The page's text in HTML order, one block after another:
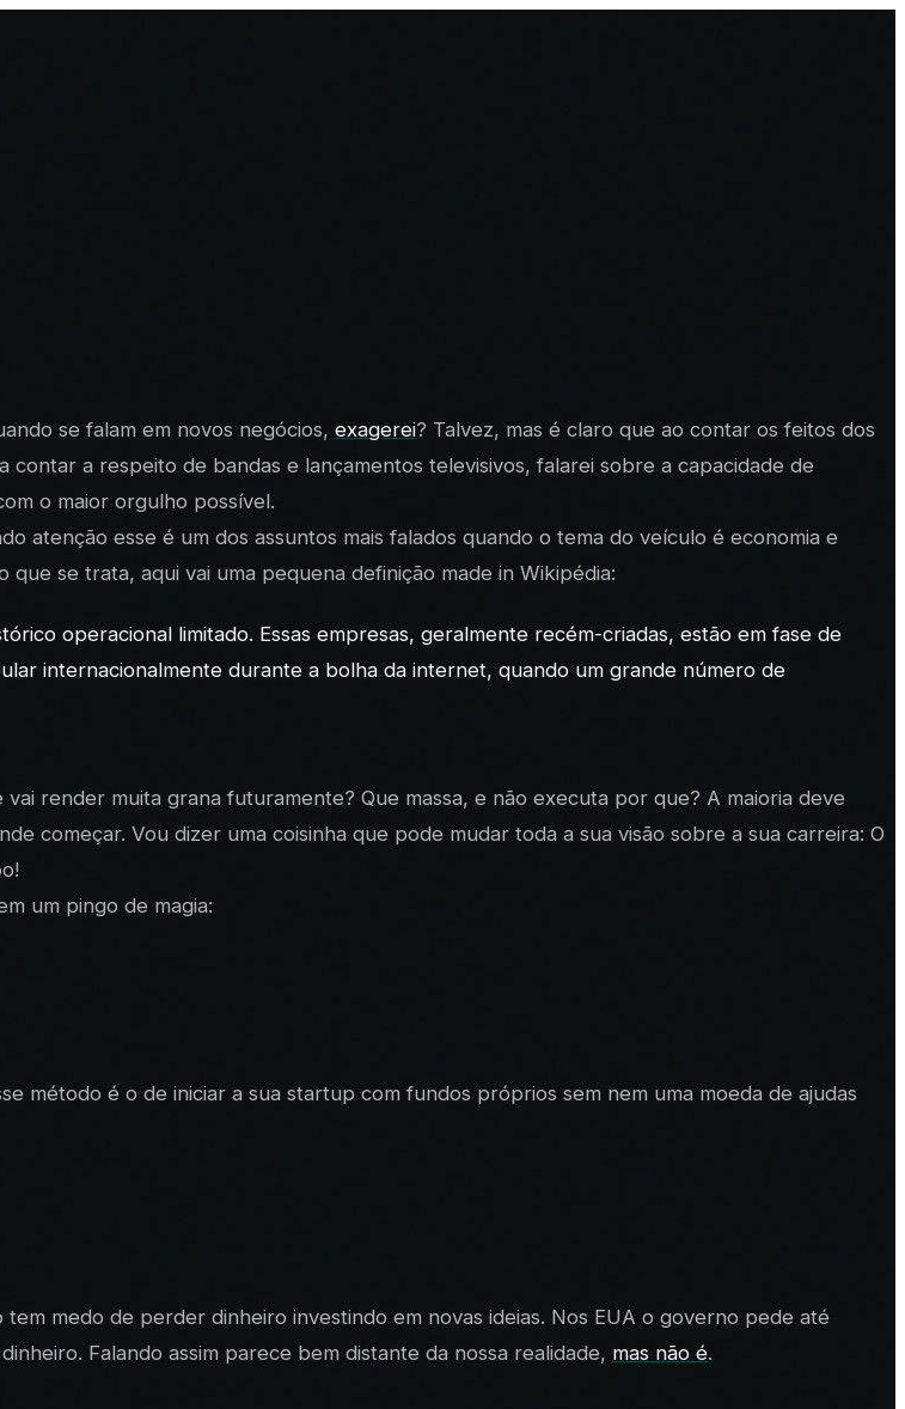
se falam em novos negócios, exagerei? Talvez, mas é claro que ao contar os feitos dos
a respeito de bandas e lançamentos televisivos, falarei sobre a capacidade de
o maior orgulho possível.
atenção esse é um dos assuntos mais falados quando o tema do veículo é economia e
se trata, aqui vai uma pequena definição made in Wikipédia:
operacional limitado. Essas empresas, geralmente recém-criadas, estão em fase de
internacionalmente durante a bolha da internet, quando um grande número de
render muita grana futuramente? Que massa, e não executa por que? A maioria deve
começar. Vou dizer uma coisinha que pode mudar toda a sua visão sobre a sua carreira: O
um pingo de magia:
método é o de iniciar a sua startup com fundos próprios sem nem uma moeda de ajudas
medo de perder dinheiro investindo em novas ideias. Nos EUA o governo pede até
Falando assim parece bem distante da nossa realidade, mas não é.